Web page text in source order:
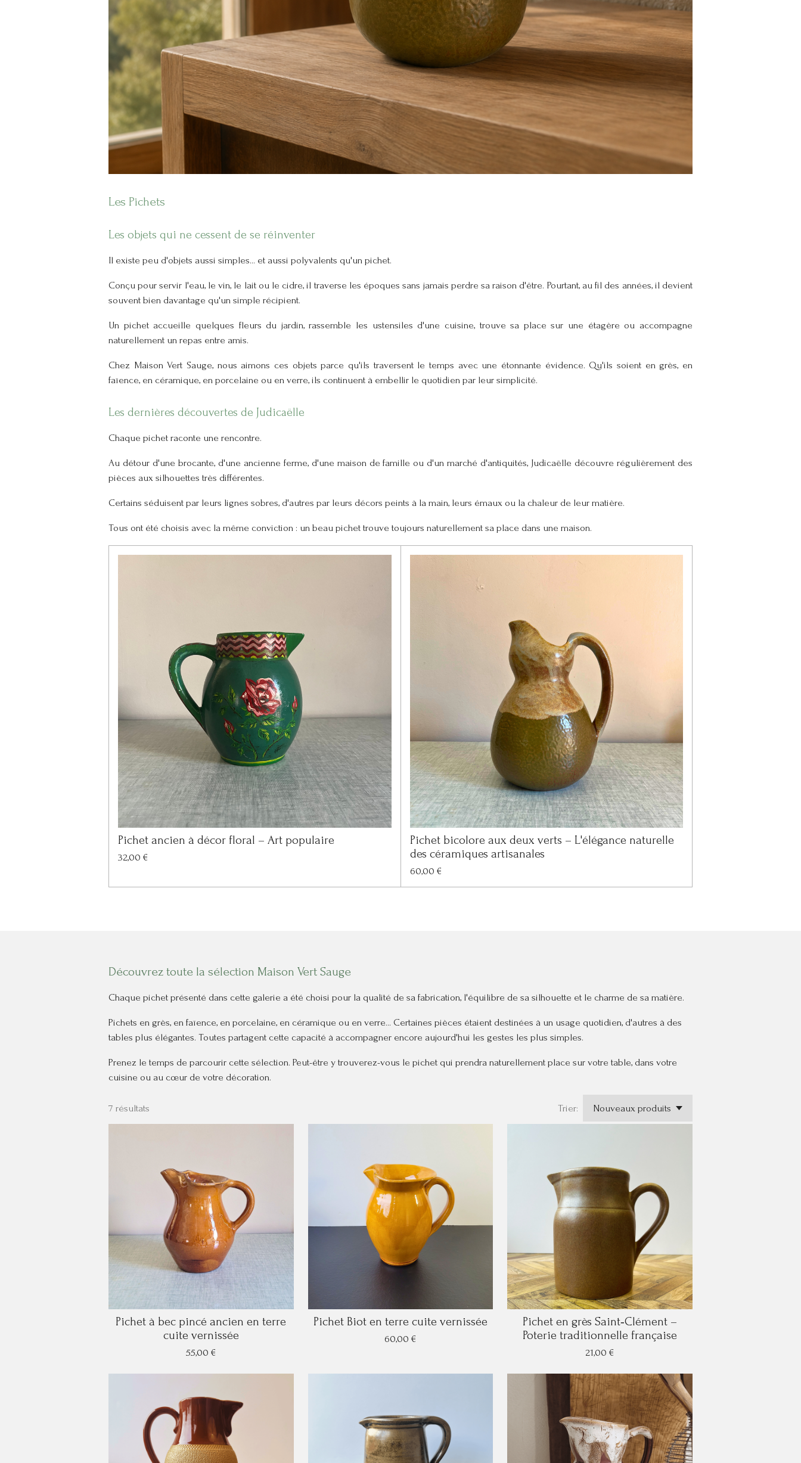
Les Pichets
Les objets qui ne cessent de se réinventer
Il existe peu d'objets aussi simples... et aussi polyvalents qu'un pichet.
Conçu pour servir l'eau, le vin, le lait ou le cidre, il traverse les époques sans jamais perdre sa raison d'être. Pourtant, au fil des années, il devient
souvent bien davantage qu'un simple récipient.
Un pichet accueille quelques fleurs du jardin, rassemble les ustensiles d'une cuisine, trouve sa place sur une étagère ou accompagne
naturellement un repas entre amis.
Chez Maison Vert Sauge, nous aimons ces objets parce qu'ils traversent le temps avec une étonnante évidence. Qu'ils soient en grès, en
faïence, en céramique, en porcelaine ou en verre, ils continuent à embellir le quotidien par leur simplicité.
Les dernières découvertes de Judicaëlle
Chaque pichet raconte une rencontre.
Au détour d'une brocante, d'une ancienne ferme, d'une maison de famille ou d'un marché d'antiquités, Judicaëlle découvre régulièrement des
pièces aux silhouettes très différentes.
Certains séduisent par leurs lignes sobres, d'autres par leurs décors peints à la main, leurs émaux ou la chaleur de leur matière.
Tous ont été choisis avec la même conviction : un beau pichet trouve toujours naturellement sa place dans une maison.
Pichet ancien à décor floral – Art populaire
32,00 €
Pichet bicolore aux deux verts – L'élégance naturelle
des céramiques artisanales
60,00 €
Découvrez toute la sélection Maison Vert Sauge
Chaque pichet présenté dans cette galerie a été choisi pour la qualité de sa fabrication, l'équilibre de sa silhouette et le charme de sa matière.
Pichets en grès, en faïence, en porcelaine, en céramique ou en verre... Certaines pièces étaient destinées à un usage quotidien, d'autres à des
tables plus élégantes. Toutes partagent cette capacité à accompagner encore aujourd'hui les gestes les plus simples.
Prenez le temps de parcourir cette sélection. Peut-être y trouverez-vous le pichet qui prendra naturellement place sur votre table, dans votre
cuisine ou au cœur de votre décoration.
7 résultats Trier:
Pichet à bec pincé ancien en terre
cuite vernissée
55,00 €
Pichet Biot en terre cuite vernissée
60,00 €
Pichet en grès Saint‑Clément –
Poterie traditionnelle française
21,00 €